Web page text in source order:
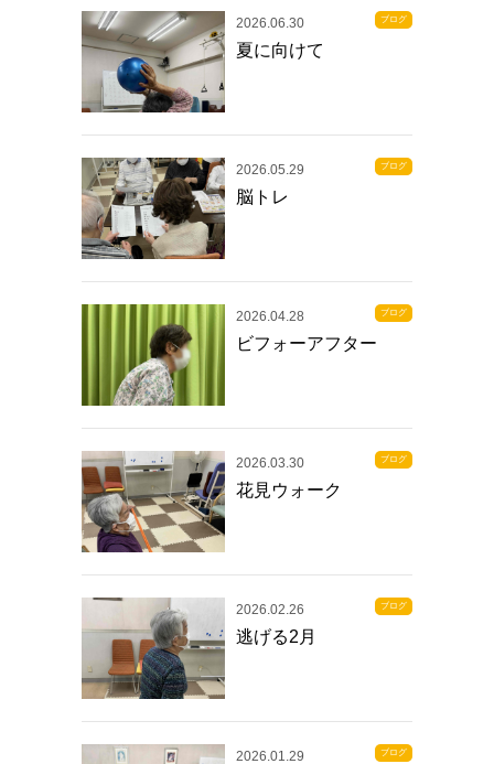
2026.06.30 ブログ
夏に向けて
2026.05.29 ブログ
脳トレ
2026.04.28 ブログ
ビフォーアフター
2026.03.30 ブログ
花見ウォーク
2026.02.26 ブログ
逃げる2月
2026.01.29 ブログ